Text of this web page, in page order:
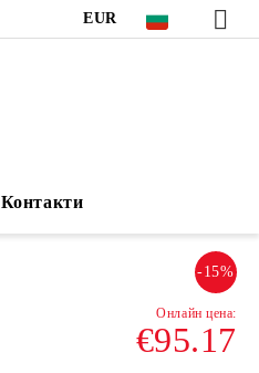
EUR
Контакти
-15%
€95.17